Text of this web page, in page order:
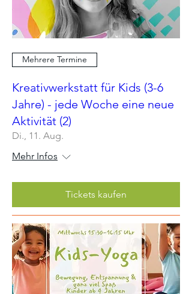
Mehrere Termine
Kreativwerkstatt für Kids (3-6
Jahre) - jede Woche eine neue
Aktivität (2)
Di., 11. Aug.
Mehr Infos
Tickets kaufen